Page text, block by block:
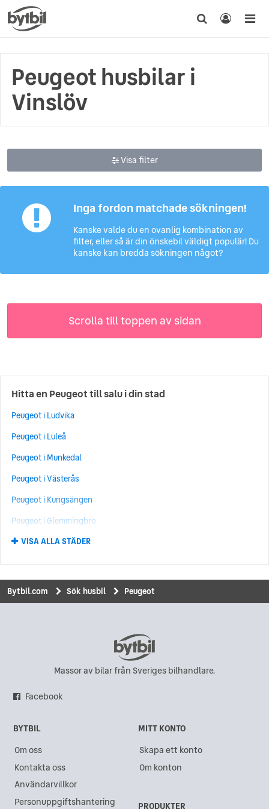
Peugeot husbilar i
Vinslöv
Visa filter
Inga fordon matchade sökningen!
Kanske valde du en ovanlig kombination av
filter, eller så är din önskebil väldigt populär! Du
kanske kan bredda sökningen något?
Scrolla till toppen av sidan
Hitta en Peugeot till salu i din stad
Peugeot i Ludvika
Peugeot i Luleå
Peugeot i Munkedal
Peugeot i Västerås
Peugeot i Kungsängen
Peugeot i Glemmingbro
Peugeot i Karlskrona
Peugeot i Karlstad
Peugeot i Upplands Väsby
Peugeot i Kalmar
Peugeot i Sollentuna
Peugeot i Borås
Peugeot i Sundsvall
VISA ALLA STÄDER
Bytbil.com Sök husbil Peugeot
Massor av bilar från Sveriges bilhandlare.
Facebook
BYTBIL
Om oss
Kontakta oss
Användarvillkor
Personuppgiftshantering
MITT KONTO
Skapa ett konto
Om konton
PRODUKTER